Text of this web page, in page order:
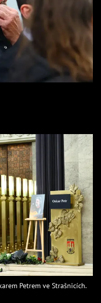
Petrem ve Strašnicích.